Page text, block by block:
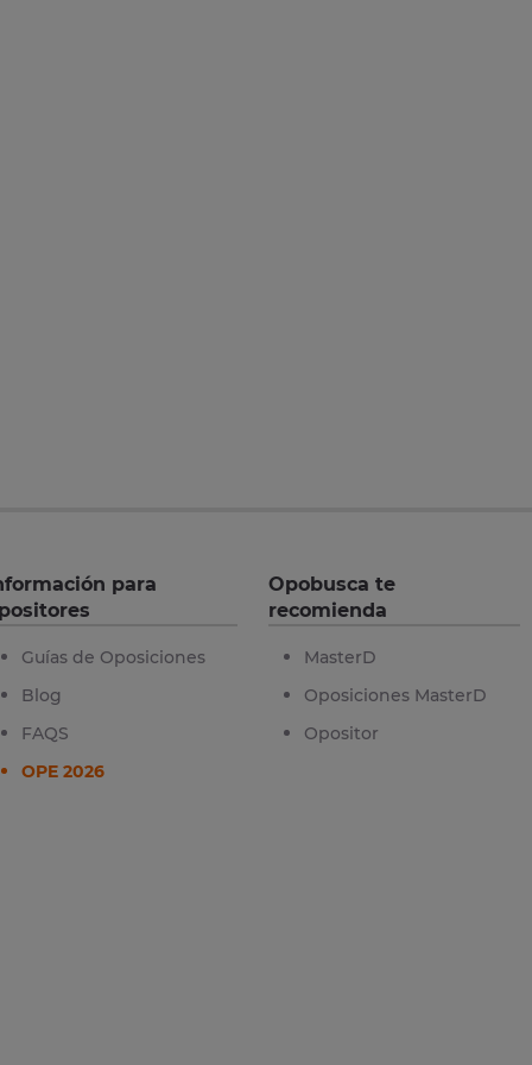
para
Guías de Oposiciones
Blog
FAQS
OPE 2026
Opobusca te
recomienda
MasterD
Oposiciones MasterD
Opositor